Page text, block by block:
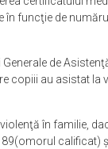
în funcţie de
Generale de
copiii au asistat la
în familie,
calificat)